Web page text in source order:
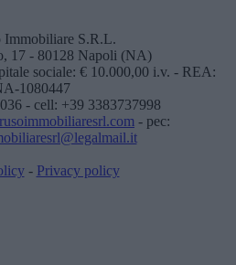
Immobiliare S.R.L.
17 - 80128 Napoli (NA)
sociale: € 10.000,00 i.v. - REA:
1080447
- cell: +39 3383737998
- pec:
- Privacy policy